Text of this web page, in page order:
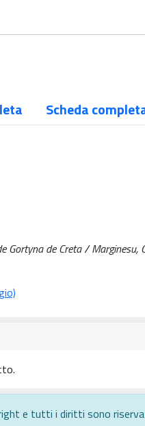
Scheda
Gortyna de Creta /
e tutti i diritti sono